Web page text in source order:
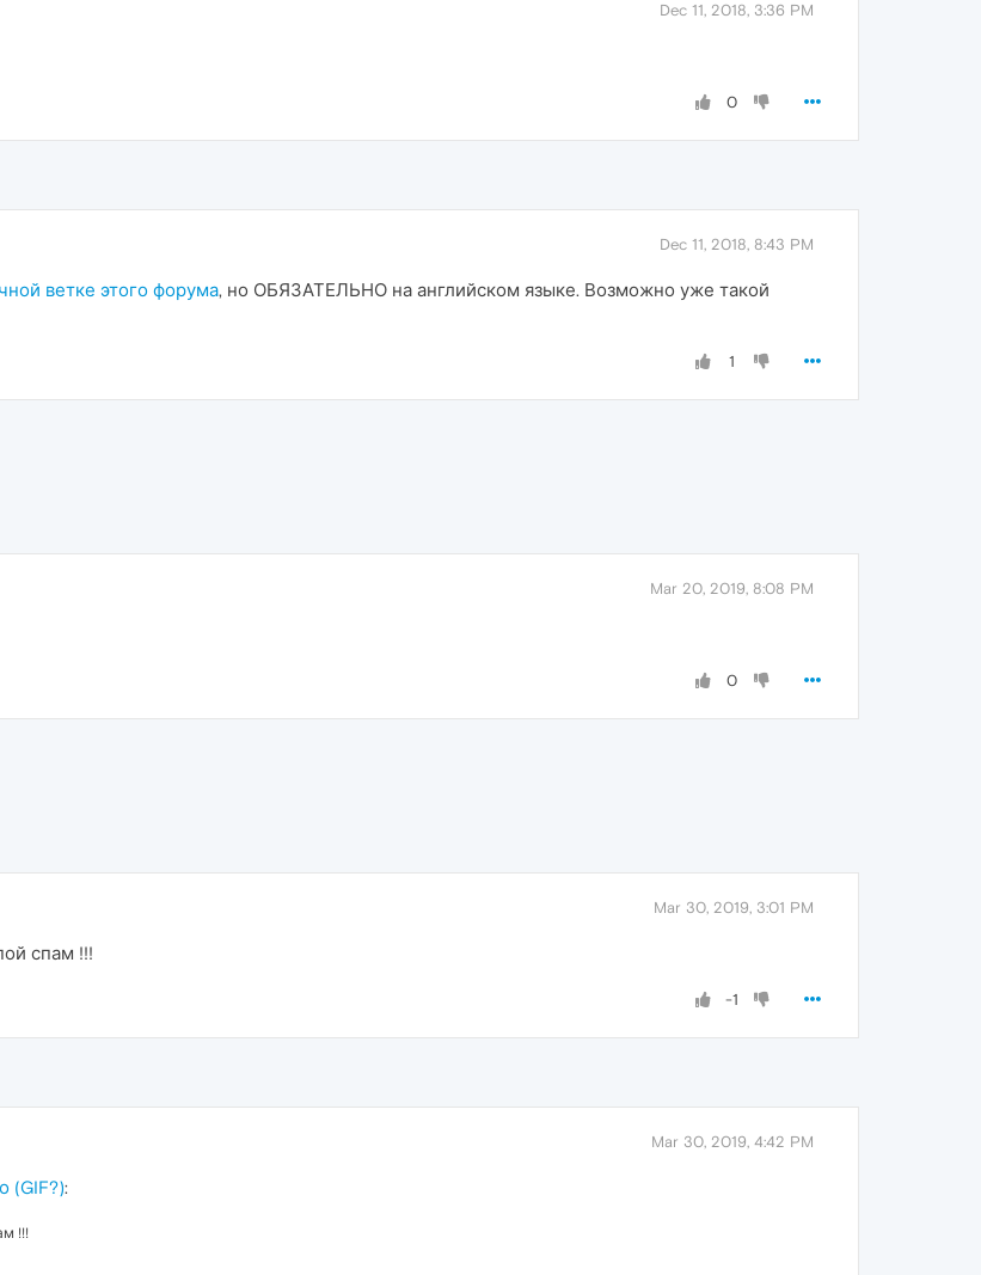
Dec 11, 2018, 3:36 PM
0
Dec 11, 2018, 8:43 PM
ветке этого форума, но ОБЯЗАТЕЛЬНО на английском языке. Возможно уже такой
1
Mar 20, 2019, 8:08 PM
0
Mar 30, 2019, 3:01 PM
спам !!!
-1
Mar 30, 2019, 4:42 PM
(GIF?):
!!!